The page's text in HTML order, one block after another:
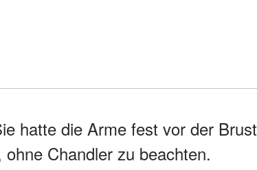
hatte die Arme fest vor der Brust
Chandler zu beachten.